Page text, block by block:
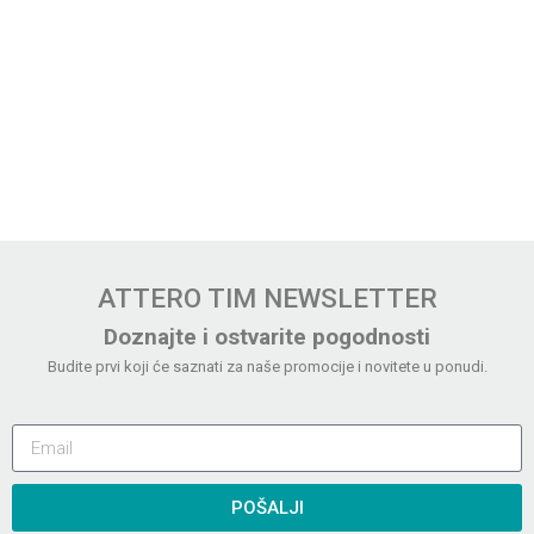
ATTERO TIM NEWSLETTER
Doznajte i ostvarite pogodnosti
Budite prvi koji će saznati za naše promocije i novitete u ponudi.
POŠALJI